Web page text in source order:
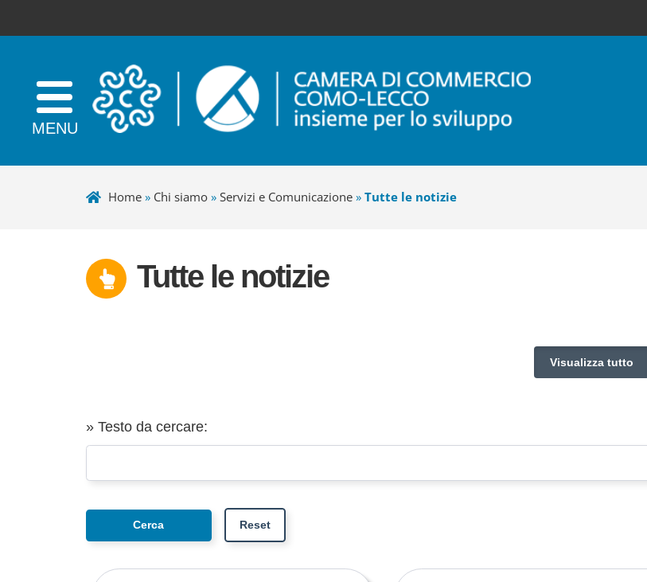
Home» Chi siamo» Servizi e Comunicazione» Tutte le notizie
Tutte le notizie
Visualizza tutto
» Testo da cercare: